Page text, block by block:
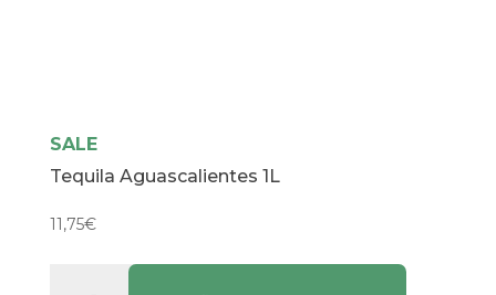
SALE
Tequila Aguascalientes 1L
11,75€